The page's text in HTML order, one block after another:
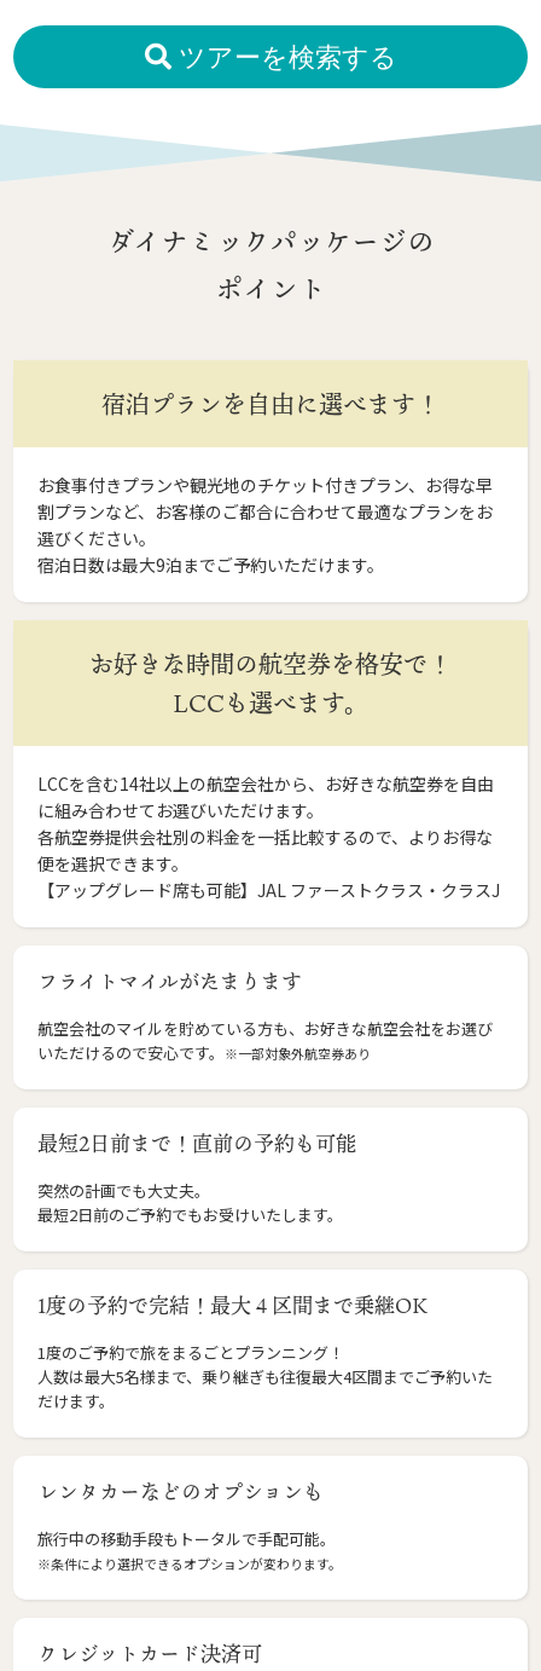
ツアーを検索する
ダイナミックパッケージの
ポイント
宿泊プランを自由に選べます！
お食事付きプランや観光地のチケット付きプラン、お得な早
割プランなど、お客様のご都合に合わせて最適なプランをお
選びください。
宿泊日数は最大9泊までご予約いただけます。
お好きな時間の航空券を格安で！
LCCも選べます。
LCCを含む14社以上の航空会社から、お好きな航空券を自由
に組み合わせてお選びいただけます。
各航空券提供会社別の料金を一括比較するので、よりお得な
便を選択できます。
【アップグレード席も可能】JAL ファーストクラス・クラスJ
フライトマイルがたまります
航空会社のマイルを貯めている方も、お好きな航空会社をお選び
いただけるので安心です。
※一部対象外航空券あり
最短2日前まで！直前の予約も可能
突然の計画でも大丈夫。
最短2日前のご予約でもお受けいたします。
1度の予約で完結！最大４区間まで乗継OK
1度のご予約で旅をまるごとプランニング！
人数は最大5名様まで、乗り継ぎも往復最大4区間までご予約いた
だけます。
レンタカーなどのオプションも
旅行中の移動手段もトータルで手配可能。
※条件により選択できるオプションが変わります。
クレジットカード決済可